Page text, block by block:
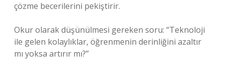
çözme becerilerini pekiştirir.
Okur olarak düşünülmesi gereken soru: “Teknoloji
ile gelen kolaylıklar, öğrenmenin derinliğini azaltır
mı yoksa artırır mı?”